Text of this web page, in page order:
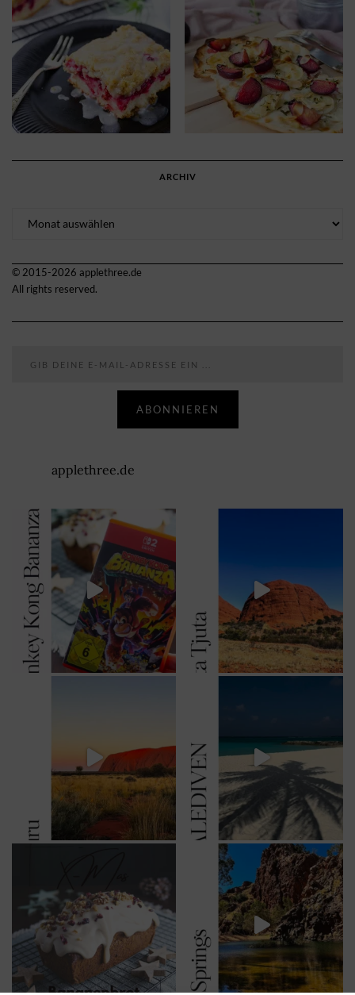
ARCHIV
© 2015-2026 applethree.de
All rights reserved.
ABONNIEREN
applethree.de